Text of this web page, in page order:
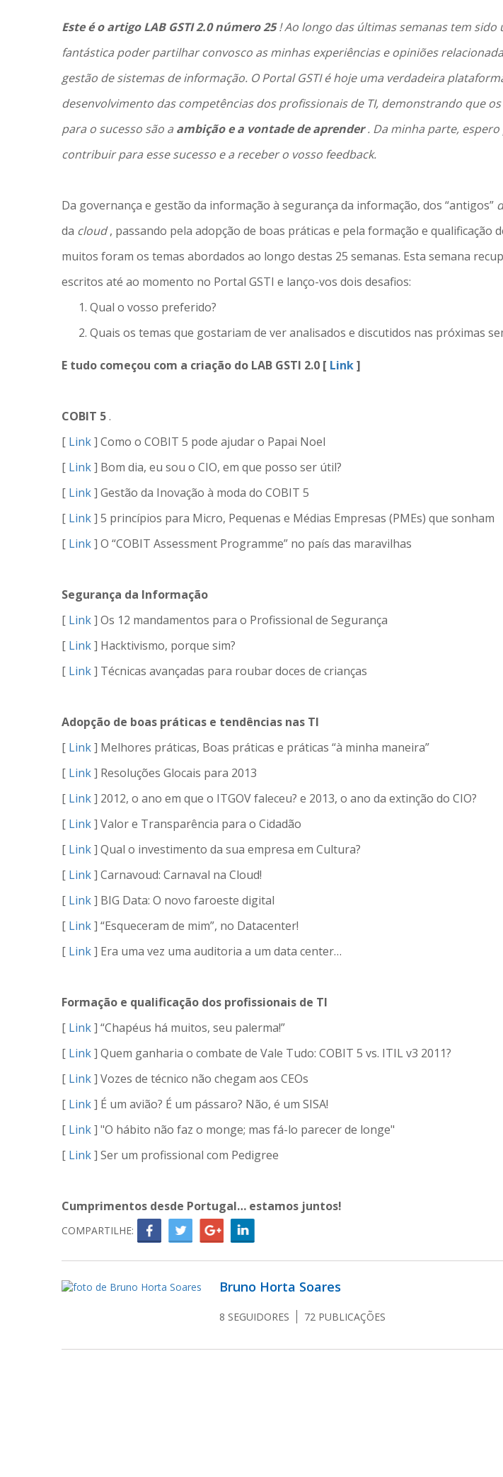
Este é o artigo LAB GSTI 2.0 número 25! Ao longo das últimas semanas tem sido
fantástica poder partilhar convosco as minhas experiências e opiniões
gestão de sistemas de informação. O Portal GSTI é hoje uma verdadeira
desenvolvimento das competências dos profissionais de TI, demonstrando que
para o sucesso são a ambição e a vontade de aprender. Da minha parte,
contribuir para esse sucesso e a receber o vosso feedback.
Da governança e gestão da informação à segurança da informação, dos “antigos”
da cloud, passando pela adopção de boas práticas e pela formação e qualificação
muitos foram os temas abordados ao longo destas 25 semanas. Esta semana
escritos até ao momento no Portal GSTI e lanço-vos dois desafios:
Qual o vosso preferido?
Quais os temas que gostariam de ver analisados e discutidos nas próximas
E tudo começou com a criação do LAB GSTI 2.0 [ Link]
COBIT 5.
[ Link] Como o COBIT 5 pode ajudar o Papai Noel
[ Link] Bom dia, eu sou o CIO, em que posso ser útil?
[ Link] Gestão da Inovação à moda do COBIT 5
[ Link] 5 princípios para Micro, Pequenas e Médias Empresas (PMEs) que sonham
[ Link] O “COBIT Assessment Programme” no país das maravilhas
Segurança da Informação
[ Link] Os 12 mandamentos para o Profissional de Segurança
[ Link] Hacktivismo, porque sim?
[ Link] Técnicas avançadas para roubar doces de crianças
Adopção de boas práticas e tendências nas TI
[ Link] Melhores práticas, Boas práticas e práticas “à minha maneira”
[ Link] Resoluções Glocais para 2013
[ Link] 2012, o ano em que o ITGOV faleceu? e 2013, o ano da extinção do CIO?
[ Link] Valor e Transparência para o Cidadão
[ Link] Qual o investimento da sua empresa em Cultura?
[ Link] Carnavoud: Carnaval na Cloud!
[ Link] BIG Data: O novo faroeste digital
[ Link] “Esqueceram de mim”, no Datacenter!
[ Link] Era uma vez uma auditoria a um data center…
Formação e qualificação dos profissionais de TI
[ Link] “Chapéus há muitos, seu palerma!”
[ Link] Quem ganharia o combate de Vale Tudo: COBIT 5 vs. ITIL v3 2011?
[ Link] Vozes de técnico não chegam aos CEOs
[ Link] É um avião? É um pássaro? Não, é um SISA!
[ Link] "O hábito não faz o monge; mas fá-lo parecer de longe"
[ Link] Ser um profissional com Pedigree
Cumprimentos desde Portugal… estamos juntos!
COMPARTILHE:
Bruno Horta Soares
8 SEGUIDORES 72 PUBLICAÇÕES